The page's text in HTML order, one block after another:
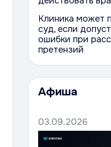
Клиника может
суд, если
ошибки при
претензий
Афиша
03.09.2026